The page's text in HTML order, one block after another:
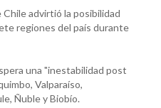
advirtió la posibilidad
regiones del país durante
una "inestabilidad post
Valparaíso,
Ñuble y Biobío.